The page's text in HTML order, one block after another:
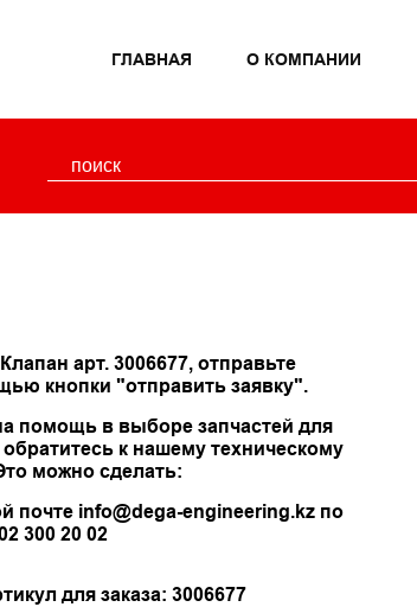
ГЛАВНАЯ О КОМПАНИИ
арт. 3006677, отправьте
кнопки "отправить заявку".
помощь в выборе запчастей для
обратитесь к нашему техническому
можно сделать:
почте info@dega-engineering.kz по
300 20 02
для заказа: 3006677